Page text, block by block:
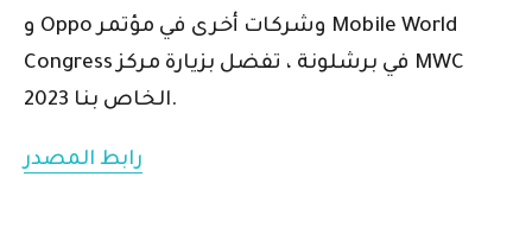
و Oppo وشركات أخرى في مؤتمر Mobile World
Congress في برشلونة ، تفضل بزيارة مركز MWC
2023 الخاص بنا.
رابط المصدر